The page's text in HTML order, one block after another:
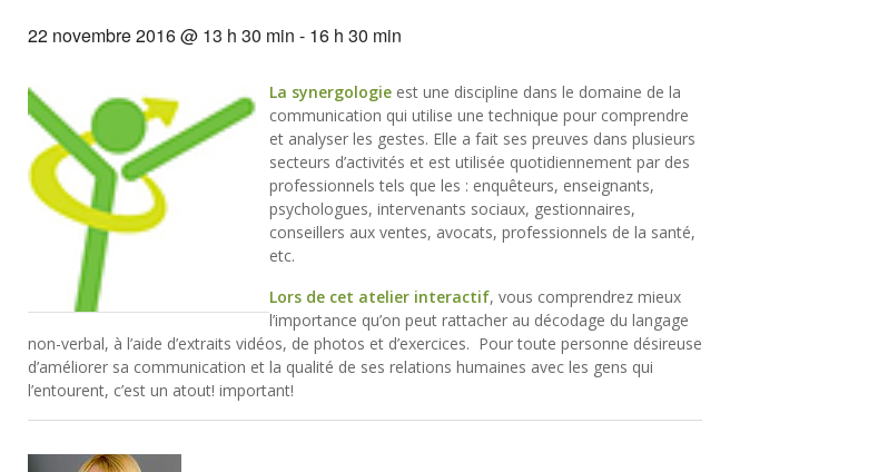
22 novembre 2016 @ 13 h 30 min - 16 h 30 min
La synergologie est une discipline dans le domaine de la
communication qui utilise une technique pour comprendre
et analyser les gestes. Elle a fait ses preuves dans plusieurs
secteurs d’activités et est utilisée quotidiennement par des
professionnels tels que les : enquêteurs, enseignants,
psychologues, intervenants sociaux, gestionnaires,
conseillers aux ventes, avocats, professionnels de la santé,
etc.
Lors de cet atelier interactif, vous comprendrez mieux
l’importance qu’on peut rattacher au décodage du langage
non-verbal, à l’aide d’extraits vidéos, de photos et d’exercices. Pour toute personne désireuse
d’améliorer sa communication et la qualité de ses relations humaines avec les gens qui
l’entourent, c’est un atout! important!